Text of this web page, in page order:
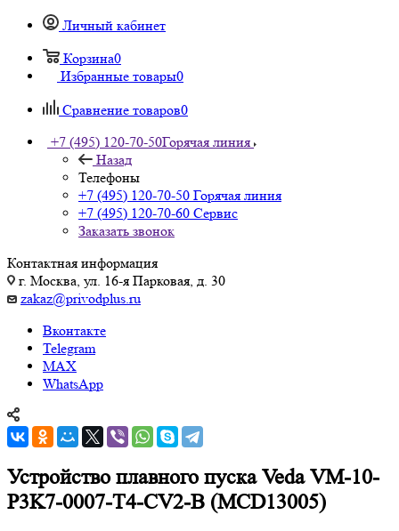
Личный кабинет
Корзина0
Избранные товары0
Сравнение товаров0
+7 (495) 120-70-50Горячая линия
Назад
Телефоны
+7 (495) 120-70-50 Горячая линия
+7 (495) 120-70-60 Сервис
Заказать звонок
Контактная информация
г. Москва, ул. 16-я Парковая, д. 30
zakaz@privodplus.ru
Вконтакте
Telegram
MAX
WhatsApp
Устройство плавного пуска Veda VM-10-
P3K7-0007-T4-CV2-B (MCD13005)